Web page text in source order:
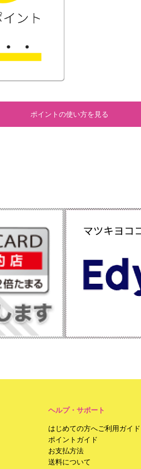
ポイントの使い方を見る
ヘルプ・サポート
はじめての方へご利用ガイド
ポイントガイド
お支払方法
送料について